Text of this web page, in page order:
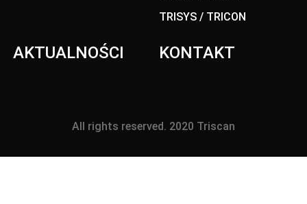
TRISYS / TRICON
AKTUALNOŚCI KONTAKT
All rights reserved. 2020 Triscan